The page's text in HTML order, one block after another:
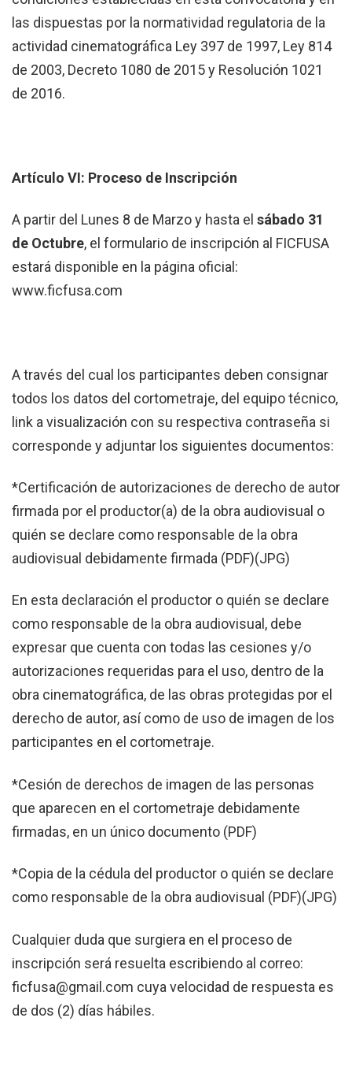
las dispuestas por la normatividad regulatoria de la
actividad cinematográfica Ley 397 de 1997, Ley 814
de 2003, Decreto 1080 de 2015 y Resolución 1021
de 2016.
Artículo VI: Proceso de Inscripción
A partir del Lunes 8 de Marzo y hasta el sábado 31
de Octubre, el formulario de inscripción al FICFUSA
estará disponible en la página oficial:
www.ficfusa.com
A través del cual los participantes deben consignar
todos los datos del cortometraje, del equipo técnico,
link a visualización con su respectiva contraseña si
corresponde y adjuntar los siguientes documentos:
*Certificación de autorizaciones de derecho de autor
firmada por el productor(a) de la obra audiovisual o
quién se declare como responsable de la obra
audiovisual debidamente firmada (PDF)(JPG)
En esta declaración el productor o quién se declare
como responsable de la obra audiovisual, debe
expresar que cuenta con todas las cesiones y/o
autorizaciones requeridas para el uso, dentro de la
obra cinematográfica, de las obras protegidas por el
derecho de autor, así como de uso de imagen de los
participantes en el cortometraje.
*Cesión de derechos de imagen de las personas
que aparecen en el cortometraje debidamente
firmadas, en un único documento (PDF)
*Copia de la cédula del productor o quién se declare
como responsable de la obra audiovisual (PDF)(JPG)
Cualquier duda que surgiera en el proceso de
inscripción será resuelta escribiendo al correo:
ficfusa@gmail.com cuya velocidad de respuesta es
de dos (2) días hábiles.